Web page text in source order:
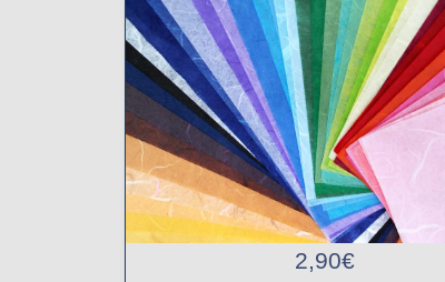
2,90€